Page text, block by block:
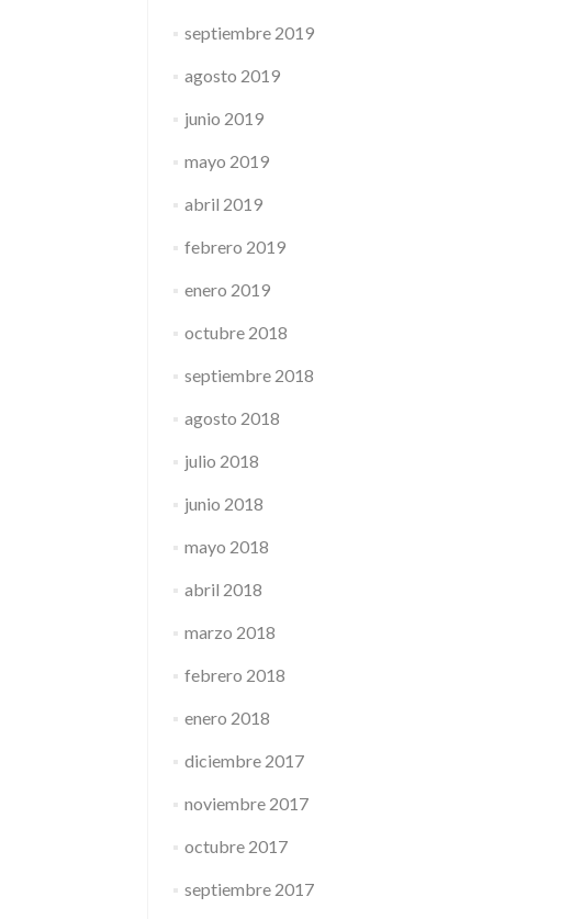
septiembre 2019
agosto 2019
junio 2019
mayo 2019
abril 2019
febrero 2019
enero 2019
octubre 2018
septiembre 2018
agosto 2018
julio 2018
junio 2018
mayo 2018
abril 2018
marzo 2018
febrero 2018
enero 2018
diciembre 2017
noviembre 2017
octubre 2017
septiembre 2017